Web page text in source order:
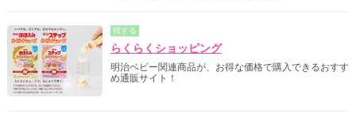
得する
らくらくショッピング
明治ベビー関連商品が、お得な価格で購入できるおすす
め通販サイト！